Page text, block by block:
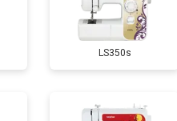
LS350s